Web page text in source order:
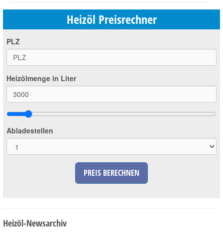
Shop
Heizöl Preisrechner
PLZ
Heizölmenge in Liter
Abladestellen
PREIS BERECHNEN
Heizöl-Newsarchiv